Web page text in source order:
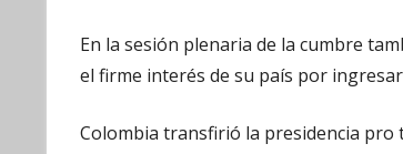
En la sesión plenaria de la cumbre
el firme interés de su país por ingresar
Colombia transfirió la presidencia pro